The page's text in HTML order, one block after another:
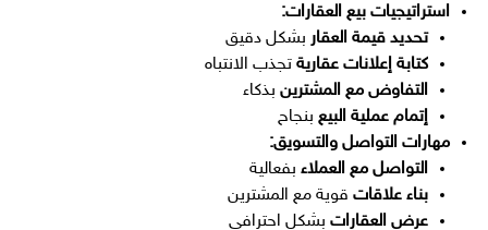
استراتيجيات بيع العقارات:
تحديد قيمة العقار بشكل دقيق
كتابة إعلانات عقارية تجذب الانتباه
التفاوض مع المشترين بذكاء
إتمام عملية البيع بنجاح
مهارات التواصل والتسويق:
التواصل مع العملاء بفعالية
بناء علاقات قوية مع المشترين
عرض العقارات بشكل احترافي